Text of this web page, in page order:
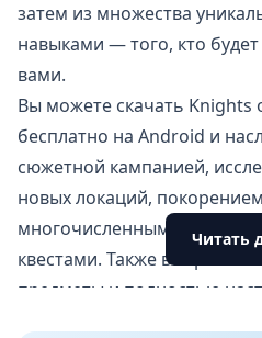
затем из множества
навыками — того, кто
вами.
Вы можете скачать Knights
бесплатно на Android и
сюжетной кампанией,
новых локаций,
многочисленными
квестами. Также в игре
предметы и полностью
Читать